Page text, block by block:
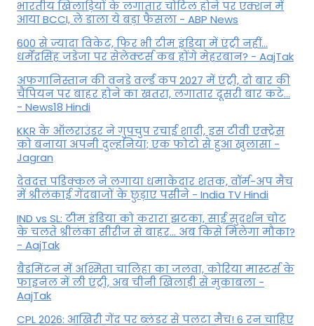
भारतीय खिलाड़ियों के लगातार चोटिल होने पर एक्शन में
आया BCCI, ले डाला ये बड़ा फैसला - ABP News
600 से ज्यादा विकेट, फिर भी टीम इंडिया में एंट्री नहीं...
धर्मेंद्रसिंह जडेजा पर सेलेक्टर्स कब होंगे मेहरबान? - AajTak
अफगानिस्तान की वनडे वर्ल्ड कप 2027 में एंट्री, दो बार की
चैंपियन पर बाहर होने का खतरा, लगातार दूसरी बार कटे...
- News18 Hindi
KKR के ऑलराउंडर ने गुपचुप रचाई शादी, इस टीवी एक्ट्रेस
को बनाया अपनी दुल्हनिया; एक फोटो से हुआ खुलासा -
Jagran
देवदत्त पडिक्कल ने लगाया धमाकेदार शतक, वॉर्म-अप मैच
में श्रीलंकाई गेंदबाजों के छुड़ाए पसीने - India TV Hindi
IND vs SL: टीम इंड‍िया को करारा झटका, साई सुदर्शन चोट
के चलते श्रीलंका सीरीज से बाहर... अब किसे म‍िलेगा मौका?
- AajTak
बैडमिंटन में अश्मिता चालिहा का जलवा, कोरिया मास्टर्स के
फाइनल में ली एंट्री, अब चीनी खिलाड़ी से मुकाबला -
AajTak
CPL 2026: आखिरी गेंद पर ब्लंडर से पलटा मैच! 6 रन चाहिए